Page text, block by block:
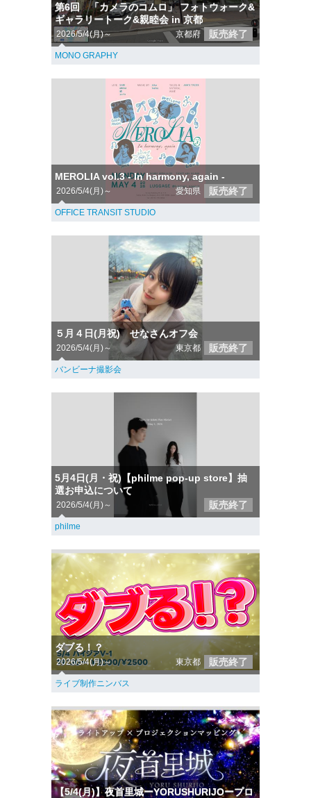
第6回 「カメラのコムロ」 フォトウォーク&
ギャラリートーク&親睦会 in 京都
2026/5/4(月)～ 京都府 販売終了
MONO GRAPHY
MEROLIA vol.3 - In harmony, again -
2026/5/4(月)～ 愛知県 販売終了
OFFICE TRANSIT STUDIO
５月４日(月祝) せなさんオフ会
2026/5/4(月)～ 東京都 販売終了
バンビーナ撮影会
5月4日(月・祝)【philme pop-up store】抽
選お申込について
2026/5/4(月)～ 販売終了
philme
ダブる！？
2026/5/4(月)～ 東京都 販売終了
ライブ制作ニンバス
【5/4(月)】夜首里城ーYORUSHURIJOープロ